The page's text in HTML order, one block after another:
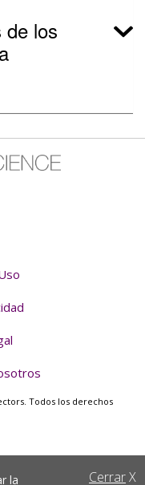
de los
Todos los derechos
CerrarX
la